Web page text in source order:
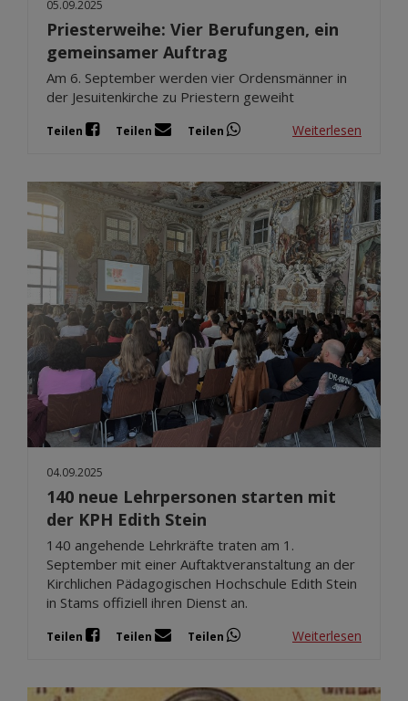
05.09.2025
Priesterweihe: Vier Berufungen, ein
gemeinsamer Auftrag
Am 6. September werden vier Ordensmänner in
der Jesuitenkirche zu Priestern geweiht
Teilen Teilen Teilen Weiterlesen
04.09.2025
140 neue Lehrpersonen starten mit
der KPH Edith Stein
140 angehende Lehrkräfte traten am 1.
September mit einer Auftaktveranstaltung an der
Kirchlichen Pädagogischen Hochschule Edith Stein
in Stams offiziell ihren Dienst an.
Teilen Teilen Teilen Weiterlesen